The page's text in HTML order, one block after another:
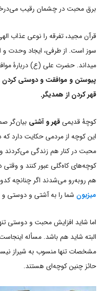
برق محبت در چشمان رقیب
قرآن مجید، تفرقه را نوعی عذاب
سوز است. از طرفی، ایجاد وحدت و
می‏داند. حضرت علی (ع) دربارۀ
پیوستن و موافقت و دوستی كردن
قهر کردن از همدیگر.
کوچۀ قدیمیقهر و آشتی بیان‌گر
این کوچه از مردمی حکایت دارد
محبت در کنار هم زندگی می‌کردند و
کوچه‌های کاه‌گلی عبور کنند و وقتی
هم روبه‌رو می‌شدند اگر چنانچه
میزبون شما را به آشتی و دوستی
اما شاید افزایش محبت و دوستی
البته شاید هم باشد. مسأله
مشخصات تنها منسوب به شیراز
حائز چنین کوچه‌ای هستند.